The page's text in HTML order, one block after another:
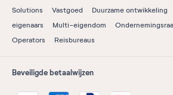
Solutions
Vastgoed Duurzame ontwikkeling
eigenaars
Multi-eigendom
Operators
Reisbureaus
Beveiligde betaalwijzen